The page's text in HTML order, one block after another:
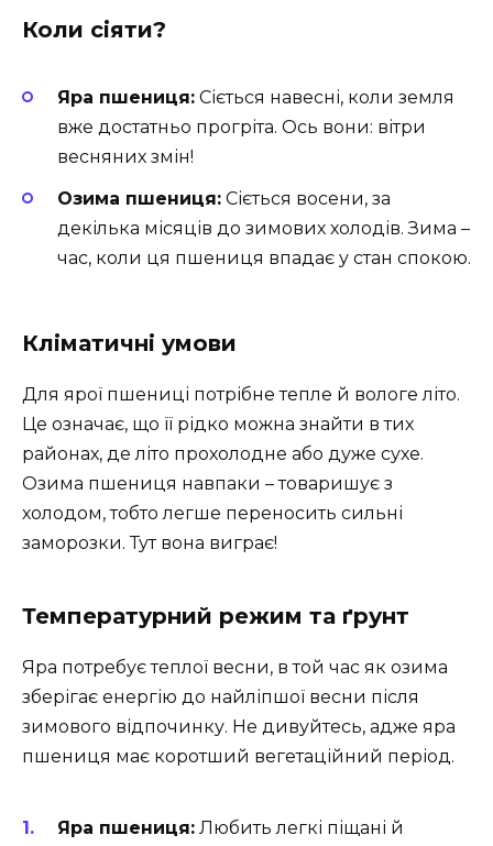
Коли сіяти?
Яра пшениця: Сіється навесні, коли земля
вже достатньо прогріта. Ось вони: вітри
весняних змін!
Озима пшениця: Сіється восени, за
декілька місяців до зимових холодів. Зима –
час, коли ця пшениця впадає у стан спокою.
Кліматичні умови
Для ярої пшениці потрібне тепле й вологе літо.
Це означає, що її рідко можна знайти в тих
районах, де літо прохолодне або дуже сухе.
Озима пшениця навпаки – товаришує з
холодом, тобто легше переносить сильні
заморозки. Тут вона виграє!
Температурний режим та ґрунт
Яра потребує теплої весни, в той час як озима
зберігає енергію до найліпшої весни після
зимового відпочинку. Не дивуйтесь, адже яра
пшениця має коротший вегетаційний період.
Яра пшениця: Любить легкі піщані й